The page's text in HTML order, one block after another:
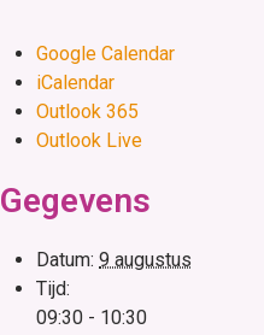
Google Calendar
iCalendar
Outlook 365
Outlook Live
Gegevens
Datum: 9 augustus
Tijd:
09:30 - 10:30